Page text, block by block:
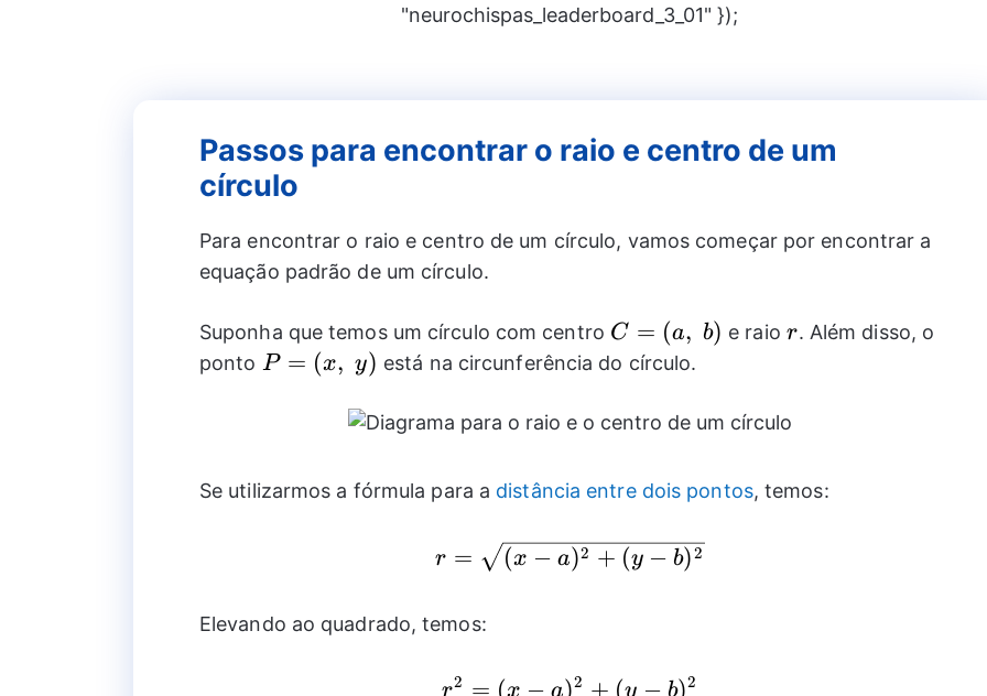
"neurochispas_leaderboard_3_01" });
Passos para encontrar o raio e centro de um
círculo
Para encontrar o raio e centro de um círculo, vamos começar por encontrar a
equação padrão de um círculo.
Suponha que temos um círculo com centro C=
(a,~b)
C = (a, b) e raio r
r. Além disso, o
ponto P=
P = (x, y) está na circunferência do círculo.
Se utilizarmos a fórmula para a distância entre dois pontos, temos:
r=\sqrt{(x-a)^2+(y-b)^2}
r = (x − a)2 + (y − b)2
Elevando ao quadrado, temos:
r^2=(x-a)^2+(y-b)^2
2 = ( − )2 + ( − )2